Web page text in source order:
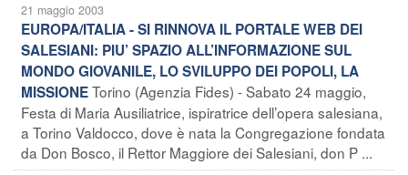
21 maggio 2003
EUROPA/ITALIA - SI RINNOVA IL PORTALE WEB DEI
SALESIANI: PIU’ SPAZIO ALL’INFORMAZIONE SUL
MONDO GIOVANILE, LO SVILUPPO DEI POPOLI, LA
MISSIONETorino (Agenzia Fides) - Sabato 24 maggio,
Festa di Maria Ausiliatrice, ispiratrice dell’opera salesiana,
a Torino Valdocco, dove è nata la Congregazione fondata
da Don Bosco, il Rettor Maggiore dei Salesiani, don P ...